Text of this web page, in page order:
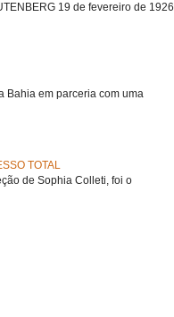
19 de fevereiro de 1926
em parceria com uma
TOTAL
de Sophia Colleti, foi o